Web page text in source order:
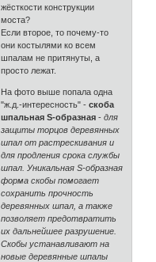
жёсткости конструкции
моста?
Если второе, то почему-то
они костылями ко всем
шпалам не притянуты, а
просто лежат.
На фото выше попала одна
"ж.д.-интересность" -скоба
шпальная S-образная -для
защиты торцов деревянных
шпал от растрескивания и
для продления срока службы
шпал. Уникальная S-образная
форма скобы помогает
сохранить прочность
деревянных шпал, а также
позволяет предотвратить
их дальнейшее разрушение.
Скобы устанавливают на
новые деревянные шпалы